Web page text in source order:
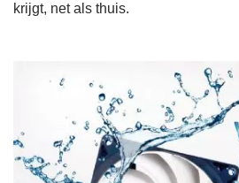
krijgt, net als thuis.